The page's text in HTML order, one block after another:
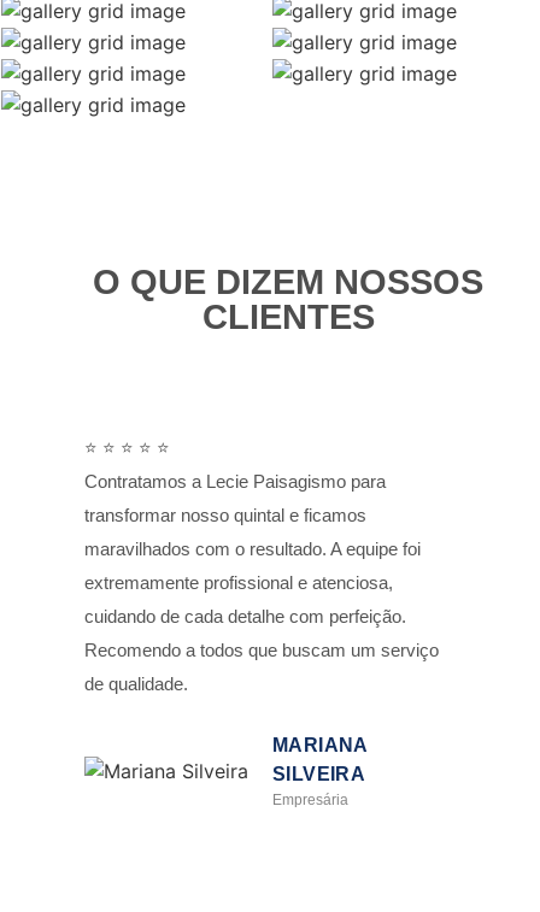
O QUE DIZEM NOSSOS
CLIENTES
⭐ ⭐ ⭐ ⭐ ⭐
Contratamos a Lecie Paisagismo para
transformar nosso quintal e ficamos
maravilhados com o resultado. A equipe foi
extremamente profissional e atenciosa,
cuidando de cada detalhe com perfeição.
Recomendo a todos que buscam um serviço
de qualidade.
MARIANA
SILVEIRA
Empresária